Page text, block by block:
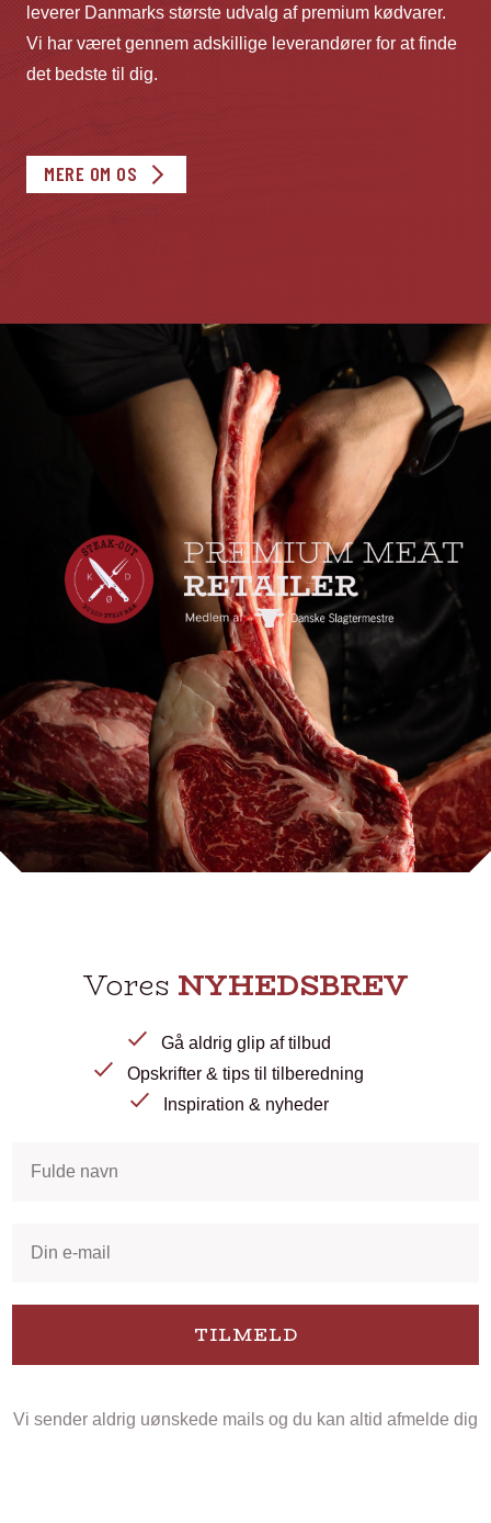
leverer Danmarks største udvalg af premium kødvarer.
Vi har været gennem adskillige leverandører for at finde
det bedste til dig.
MERE OM OS
Vores NYHEDSBREV
Gå aldrig glip af tilbud
Opskrifter & tips til tilberedning
Inspiration & nyheder
TILMELD
Vi sender aldrig uønskede mails og du kan altid afmelde dig